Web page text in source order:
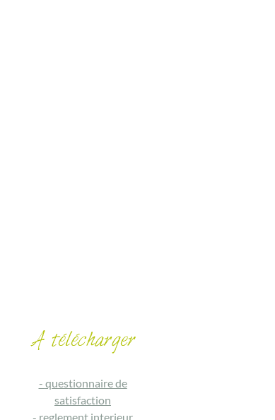
- questionnaire de
satisfaction
- reglement interieur